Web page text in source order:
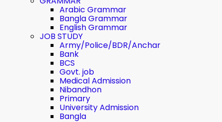
Arabic Grammar
Bangla Grammar
English Grammar
JOB STUDY
Army/Police/BDR/Anchar
Bank
BCS
Govt. job
Medical Admission
Nibandhon
Primary
University Admission
Bangla